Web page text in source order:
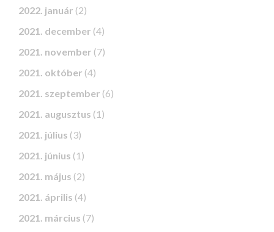
2022. január (2)
2021. december (4)
2021. november (7)
2021. október (4)
2021. szeptember (6)
2021. augusztus (1)
2021. július (3)
2021. június (1)
2021. május (2)
2021. április (4)
2021. március (7)